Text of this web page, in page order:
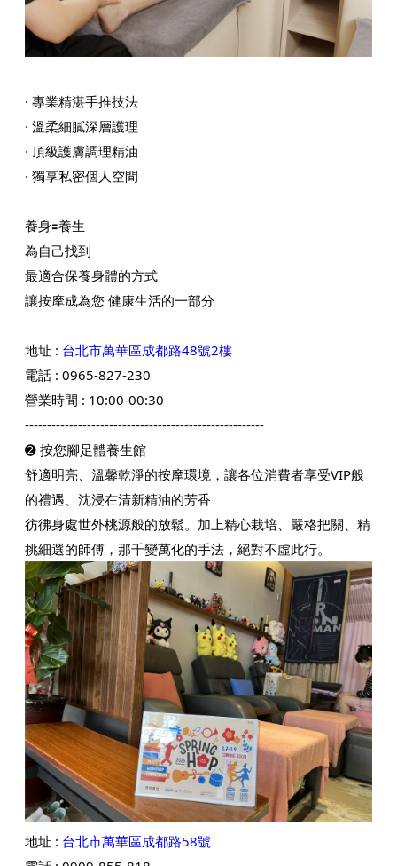
· 專業精湛手推技法
· 溫柔細膩深層護理
· 頂級護膚調理精油
· 獨享私密個人空間
養身🟰養生
為自己找到
最適合保養身體的方式
讓按摩成為您 健康生活的一部分
地址 : 台北市萬華區成都路48號2樓
電話 : 0965-827-230
營業時間 : 10:00-00:30
------------------------------------------------------
➋ 按您腳足體養生館
舒適明亮、溫馨乾淨的按摩環境，讓各位消費者享受VIP般
的禮遇、沈浸在清新精油的芳香
彷彿身處世外桃源般的放鬆。加上精心栽培、嚴格把關、精
挑細選的師傅，那千變萬化的手法，絕對不虛此行。
地址 : 台北市萬華區成都路58號